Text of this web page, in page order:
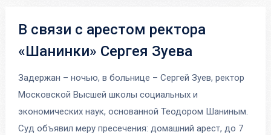
В связи с арестом ректора
«Шанинки» Сергея Зуева
Задержан – ночью, в больнице – Сергей Зуев, ректор
Московской Высшей школы социальных и
экономических наук, основанной Теодором Шаниным.
Суд объявил меру пресечения: домашний арест, до 7